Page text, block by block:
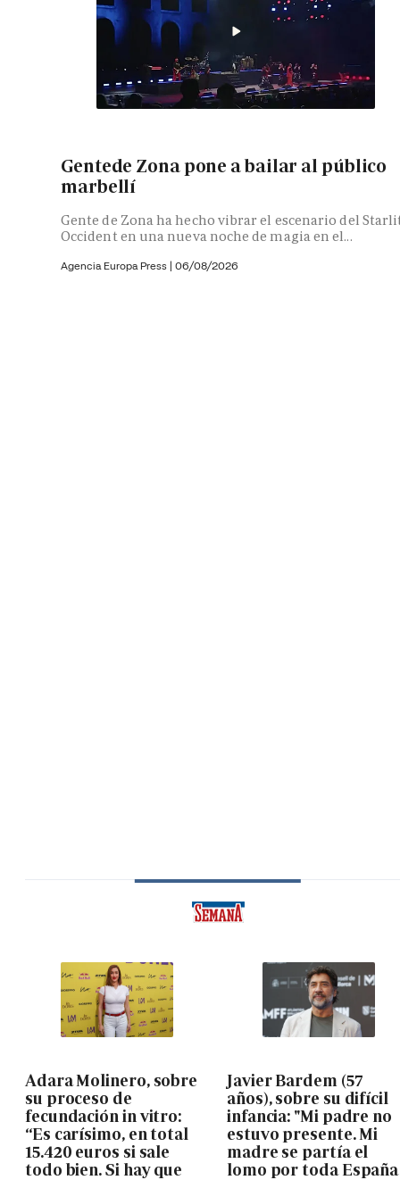
Gentede Zona pone a bailar al público
marbellí
Gente de Zona ha hecho vibrar el escenario del
Occident en una nueva noche de magia en el...
Agencia Europa Press | 06/08/2026
Adara Molinero, sobre
su proceso de
fecundación in vitro:
“Es carísimo, en total
15.420 euros si sale
todo bien. Si hay que
Javier Bardem (57
años), sobre su difícil
infancia: "Mi padre no
estuvo presente. Mi
madre se partía el
lomo por toda España